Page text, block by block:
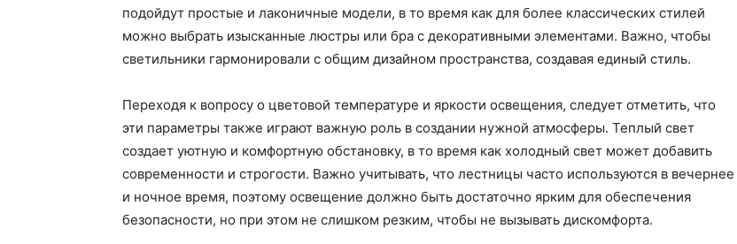
подойдут простые и лаконичные модели, в то время как для более классических стилей
можно выбрать изысканные люстры или бра с декоративными элементами. Важно, чтобы
светильники гармонировали с общим дизайном пространства, создавая единый стиль.
Переходя к вопросу о цветовой температуре и яркости освещения, следует отметить, что
эти параметры также играют важную роль в создании нужной атмосферы. Теплый свет
создает уютную и комфортную обстановку, в то время как холодный свет может добавить
современности и строгости. Важно учитывать, что лестницы часто используются в вечернее
и ночное время, поэтому освещение должно быть достаточно ярким для обеспечения
безопасности, но при этом не слишком резким, чтобы не вызывать дискомфорта.